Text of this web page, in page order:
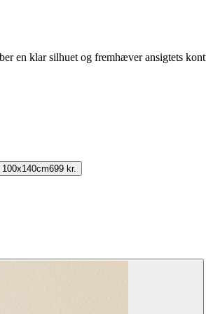
en klar silhuet og fremhæver ansigtets
100x140cm699 kr.